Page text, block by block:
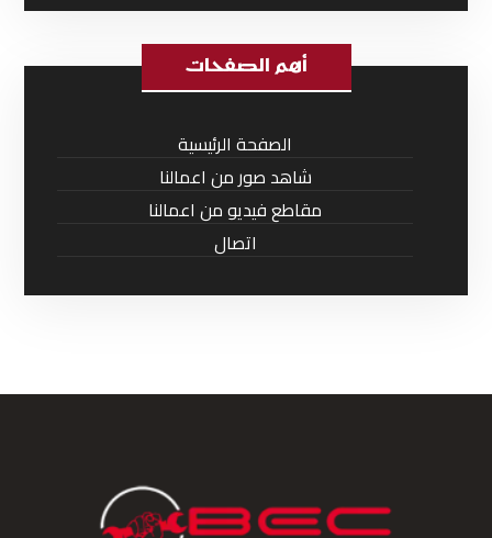
أهم الصفحات
الصفحة الرئيسية
شاهد صور من اعمالنا
مقاطع فيديو من اعمالنا
اتصال